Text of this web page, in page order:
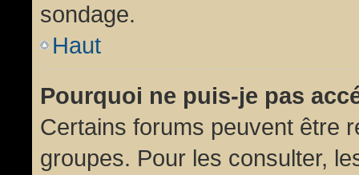
sondage.
Haut
Pourquoi ne puis-je pas
Certains forums peuvent être
groupes. Pour les consulter,